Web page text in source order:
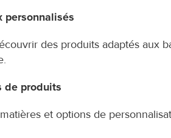
personnalisés
des produits adaptés aux
de produits
et options de